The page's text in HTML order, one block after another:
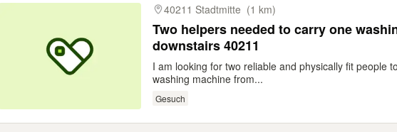
40211 Stadtmitte (1 km)
Two helpers needed to carry one
downstairs 40211
I am looking for two reliable and physically fit people
washing machine from...
Gesuch